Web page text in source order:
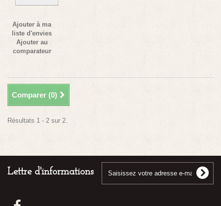
Ajouter à ma
liste d'envies
Ajouter au
comparateur
Comparer (0)
Résultats 1 - 2 sur 2.
Lettre d'informations